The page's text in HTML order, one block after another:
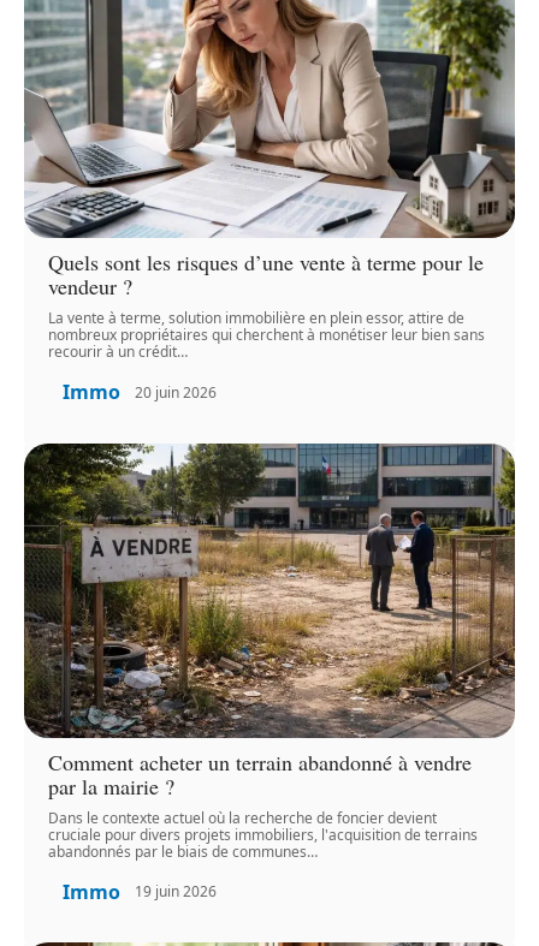
Quels sont les risques d’une vente à terme pour le
vendeur ?
La vente à terme, solution immobilière en plein essor, attire de
nombreux propriétaires qui cherchent à monétiser leur bien sans
recourir à un crédit…
Immo 20 juin 2026
Comment acheter un terrain abandonné à vendre
par la mairie ?
Dans le contexte actuel où la recherche de foncier devient
cruciale pour divers projets immobiliers, l'acquisition de terrains
abandonnés par le biais de communes…
Immo 19 juin 2026